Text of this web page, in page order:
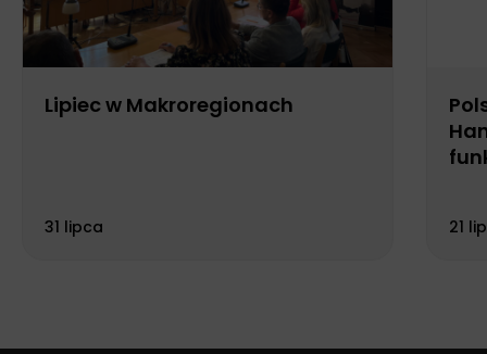
Lipiec w Makroregionach
31 lipca 21